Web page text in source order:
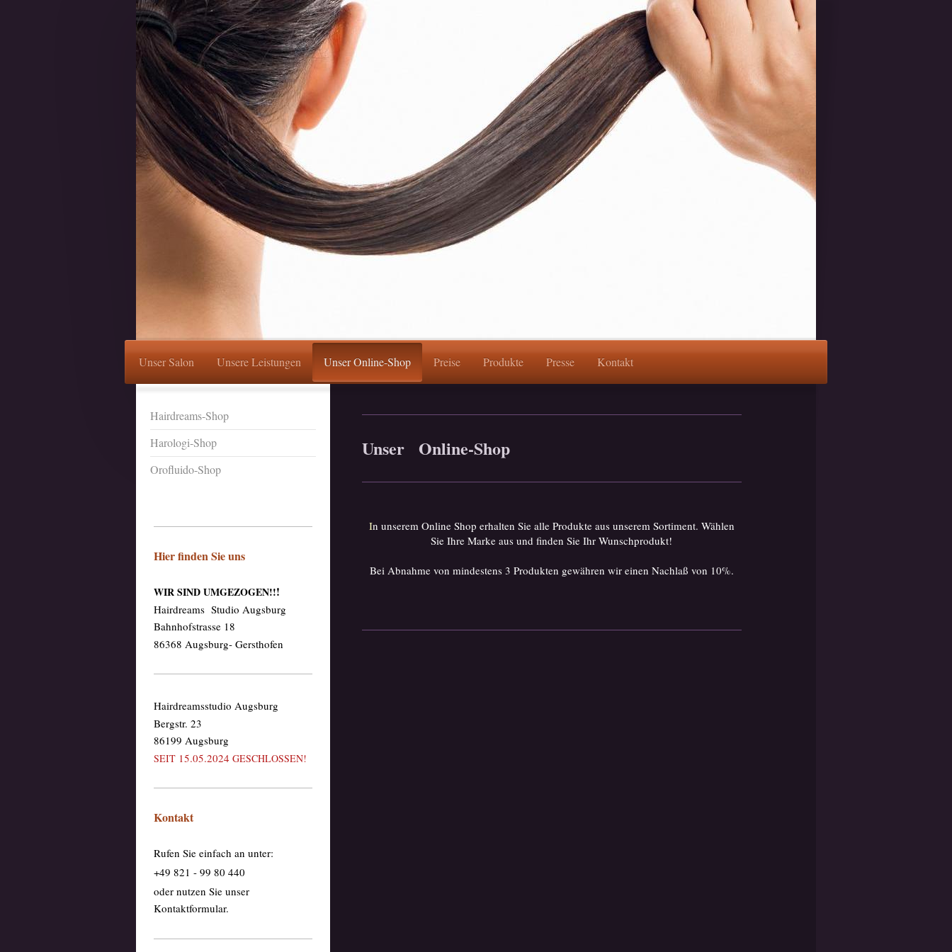
Unser Salon Unsere Leistungen Unser Online-Shop Preise Produkte Presse Kontakt
Unser Online-Shop
In unserem Online Shop erhalten Sie alle Produkte aus unserem Sortiment. Wählen
Sie Ihre Marke aus und finden Sie Ihr Wunschprodukt!
Bei Abnahme von mindestens 3 Produkten gewähren wir einen Nachlaß von 10%.
Hairdreams-Shop
Harologi-Shop
Orofluido-Shop
Hier finden Sie uns
WIR SIND UMGEZOGEN!!!
Hairdreams Studio Augsburg
Bahnhofstrasse 18
86368 Augsburg- Gersthofen
Hairdreamsstudio Augsburg
Bergstr. 23
86199 Augsburg
SEIT 15.05.2024 GESCHLOSSEN!
Kontakt
Rufen Sie einfach an unter:
+49 821 - 99 80 440
oder nutzen Sie unser
Kontaktformular.